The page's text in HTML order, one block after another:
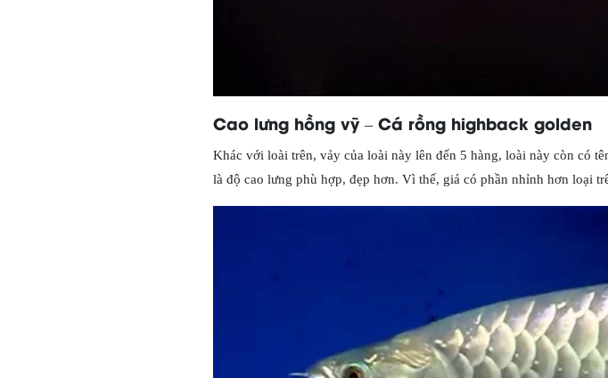
Cao lưng hồng vỹ – Cá rồng highback golden
Khác với loài trên, vảy của loài này lên đến 5 hàng, loài này còn có
là độ cao lưng phù hợp, đẹp hơn. Vì thế, giá có phần nhỉnh hơn loại